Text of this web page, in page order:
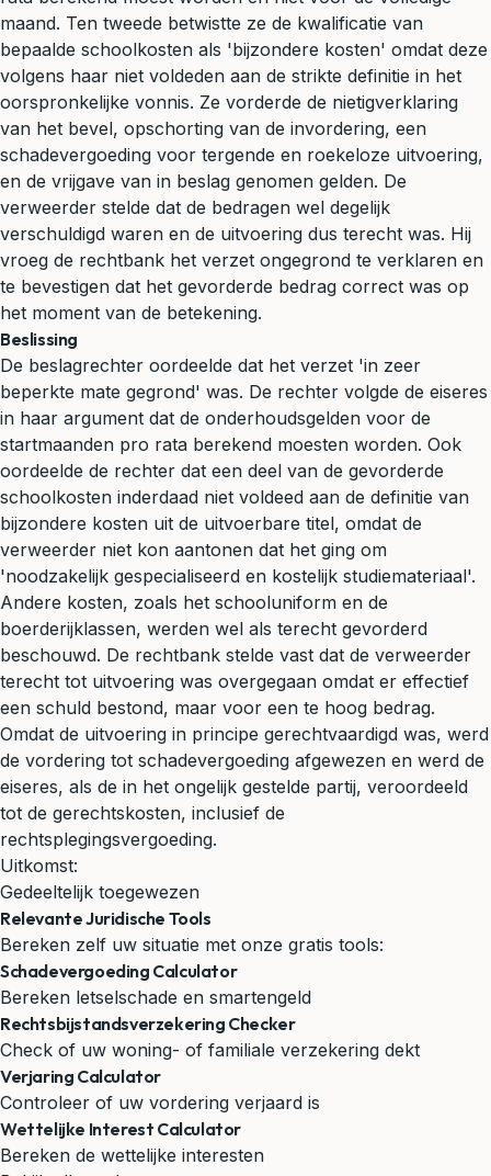
maand. Ten tweede betwistte ze de kwalificatie van
bepaalde schoolkosten als 'bijzondere kosten' omdat deze
volgens haar niet voldeden aan de strikte definitie in het
oorspronkelijke vonnis. Ze vorderde de nietigverklaring
van het bevel, opschorting van de invordering, een
schadevergoeding voor tergende en roekeloze uitvoering,
en de vrijgave van in beslag genomen gelden. De
verweerder stelde dat de bedragen wel degelijk
verschuldigd waren en de uitvoering dus terecht was. Hij
vroeg de rechtbank het verzet ongegrond te verklaren en
te bevestigen dat het gevorderde bedrag correct was op
het moment van de betekening.
Beslissing
De beslagrechter oordeelde dat het verzet 'in zeer
beperkte mate gegrond' was. De rechter volgde de eiseres
in haar argument dat de onderhoudsgelden voor de
startmaanden pro rata berekend moesten worden. Ook
oordeelde de rechter dat een deel van de gevorderde
schoolkosten inderdaad niet voldeed aan de definitie van
bijzondere kosten uit de uitvoerbare titel, omdat de
verweerder niet kon aantonen dat het ging om
'noodzakelijk gespecialiseerd en kostelijk studiemateriaal'.
Andere kosten, zoals het schooluniform en de
boerderijklassen, werden wel als terecht gevorderd
beschouwd. De rechtbank stelde vast dat de verweerder
terecht tot uitvoering was overgegaan omdat er effectief
een schuld bestond, maar voor een te hoog bedrag.
Omdat de uitvoering in principe gerechtvaardigd was, werd
de vordering tot schadevergoeding afgewezen en werd de
eiseres, als de in het ongelijk gestelde partij, veroordeeld
tot de gerechtskosten, inclusief de
rechtsplegingsvergoeding.
Uitkomst:
Gedeeltelijk toegewezen
Relevante Juridische Tools
Bereken zelf uw situatie met onze gratis tools:
Schadevergoeding Calculator
Bereken letselschade en smartengeld
Rechtsbijstandsverzekering Checker
Check of uw woning- of familiale verzekering dekt
Verjaring Calculator
Controleer of uw vordering verjaard is
Wettelijke Interest Calculator
Bereken de wettelijke interesten